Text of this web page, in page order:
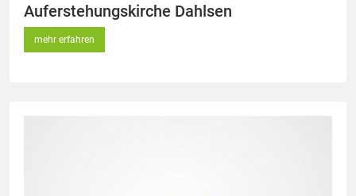
Auferstehungskirche Dahlsen
mehr erfahren